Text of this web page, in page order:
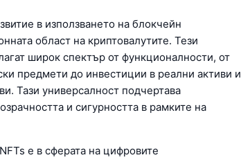
в използването на блокчейн
област на криптовалутите. Тези
широк спектър от функционалности, от
предмети до инвестиции в реални активи и
Тази универсалност подчертава
и сигурността в рамките на
е в сферата на цифровите